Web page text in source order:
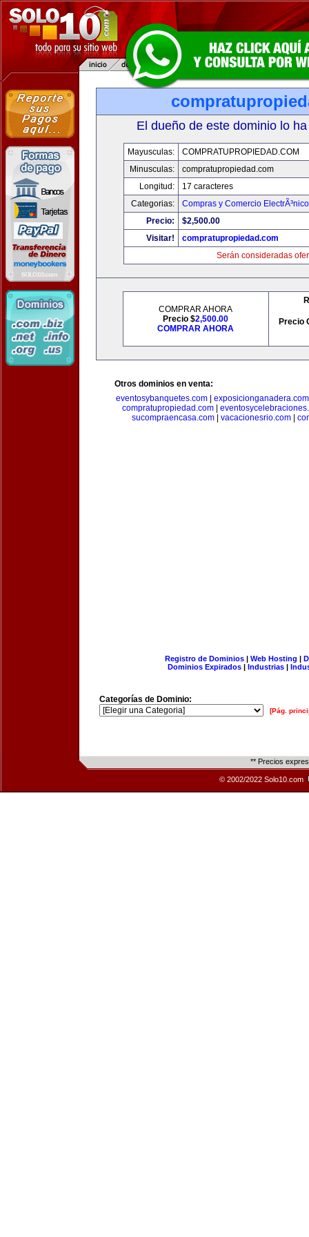
El dueño de este dominio lo
Mayusculas:
COMPRATUPROPIEDAD.COM
Minusculas:
compratupropiedad.com
Longitud:
17 caracteres
Categorias:
Compras y Comercio ElectrÃ³nico
Precio:
$2,500.00
Visitar!
compratupropiedad.com
Serán consideradas
COMPRAR AHORA
Precio $2,500.00
COMPRAR AHORA
Precio
Otros dominios en venta:
eventosybanquetes.com| exposicionganadera.com
compratupropiedad.com
sucompraencasa.com| vacacionesrio.com|
Registro de Dominios| Web Hosting |
Dominios Expirados | Industrias |
Categorías de Dominio:
[Pág.
** Precios
© 2002/2022 Solo10.com